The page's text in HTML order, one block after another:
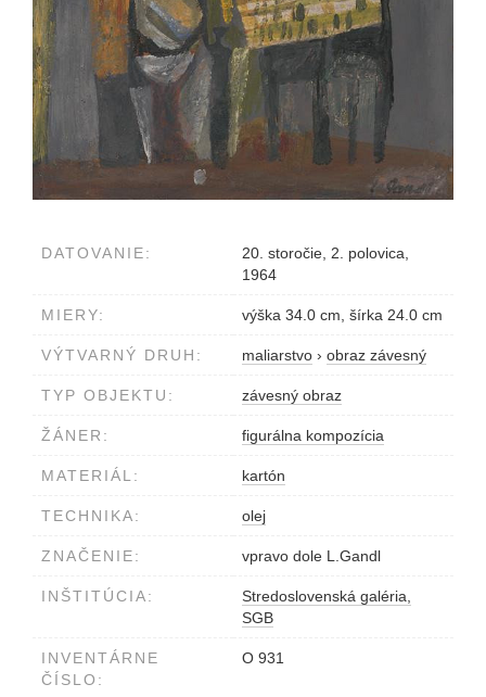
DATOVANIE:
20. storočie, 2. polovica,
1964
MIERY: výška 34.0 cm, šírka 24.0 cm
VÝTVARNÝ DRUH: maliarstvo › obraz závesný
TYP OBJEKTU: závesný obraz
ŽÁNER: figurálna kompozícia
MATERIÁL: kartón
TECHNIKA: olej
ZNAČENIE: vpravo dole L.Gandl
INŠTITÚCIA:
Stredoslovenská galéria,
SGB
INVENTÁRNE
ČÍSLO:
O 931